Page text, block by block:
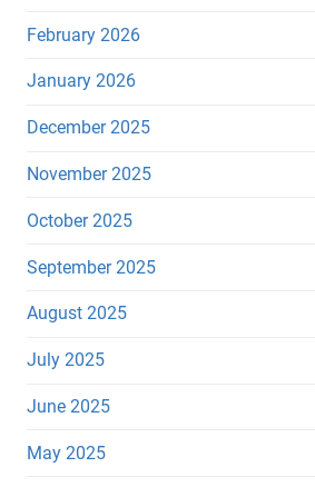
February 2026
January 2026
December 2025
November 2025
October 2025
September 2025
August 2025
July 2025
June 2025
May 2025